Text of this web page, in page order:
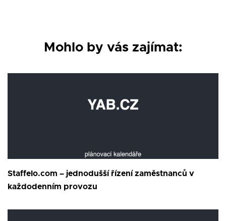
Mohlo by vás zajímat:
Staffelo.com – jednodušší řízení zaměstnanců v
každodenním provozu